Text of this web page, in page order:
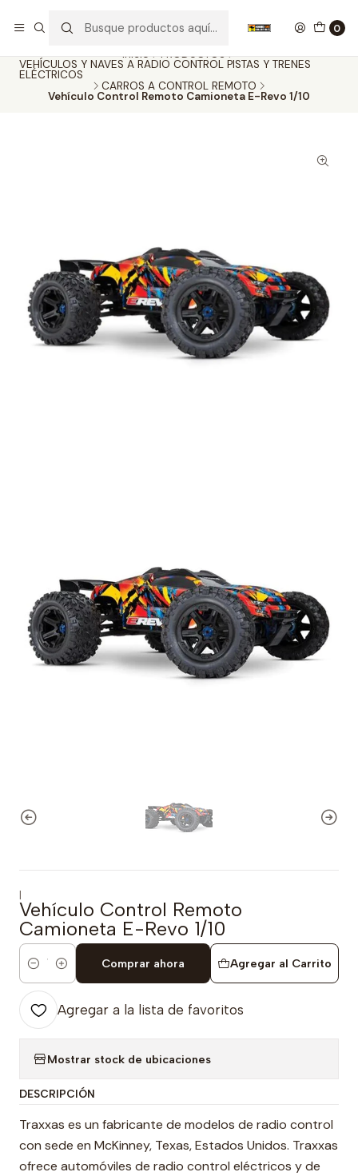
0
Inicio PRODUCTOS
VEHÍCULOS Y NAVES A RADIO CONTROL PISTAS Y TRENES
ELÉCTRICOS
CARROS A CONTROL REMOTO
Vehículo Control Remoto Camioneta E-Revo 1/10
|
Vehículo Control Remoto
Camioneta E-Revo 1/10
Cantidad
Agregar al Carrito
Comprar ahora
Agregar a la lista de favoritos
Mostrar stock de ubicaciones
DESCRIPCIÓN
Traxxas es un fabricante de modelos de radio control
con sede en McKinney, Texas, Estados Unidos. Traxxas
ofrece automóviles de radio control eléctricos y de